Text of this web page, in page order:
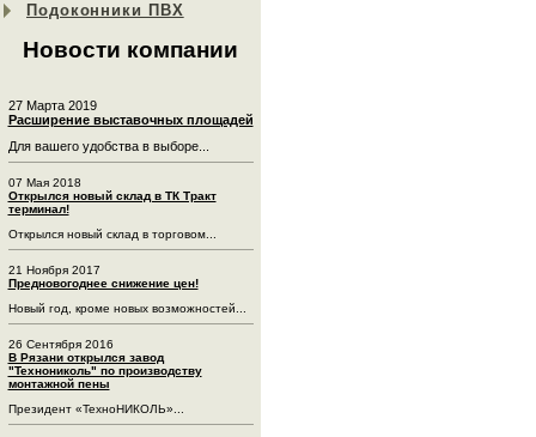
Подоконники ПВХ
Новости компании
27 Марта 2019
Расширение выставочных площадей
Для вашего удобства в выборе...
07 Мая 2018
Открылся новый склад в ТК Тракт
терминал!
Открылся новый склад в торговом...
21 Ноября 2017
Предновогоднее снижение цен!
Новый год, кроме новых возможностей...
26 Сентября 2016
В Рязани открылся завод
"Технониколь" по производству
монтажной пены
Президент «ТехноНИКОЛЬ»...